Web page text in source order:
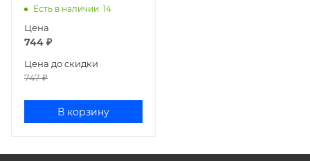
Есть в наличии: 14
Цена
744 ₽
Цена до скидки
747₽
В корзину